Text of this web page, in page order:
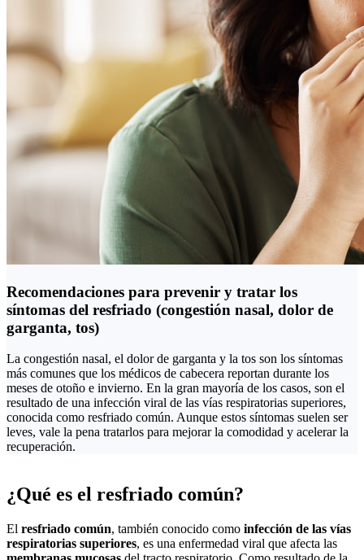
Recomendaciones para prevenir y tratar los
síntomas del resfriado (congestión nasal, dolor de
garganta, tos)
La congestión nasal, el dolor de garganta y la tos son los síntomas
más comunes que los médicos de cabecera reportan durante los
meses de otoño e invierno. En la gran mayoría de los casos, son el
resultado de una infección viral de las vías respiratorias superiores,
conocida como resfriado común. Aunque estos síntomas suelen ser
leves, vale la pena tratarlos para mejorar la comodidad y acelerar la
recuperación.
¿Qué es el resfriado común?
El resfriado común, también conocido como infección de las vías
respiratorias superiores, es una enfermedad viral que afecta las